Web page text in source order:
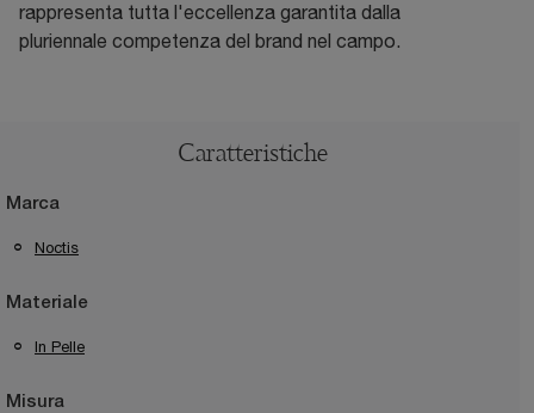
rappresenta tutta l'eccellenza garantita dalla
pluriennale competenza del brand nel campo.
Caratteristiche
Marca
Noctis
Materiale
In Pelle
Misura